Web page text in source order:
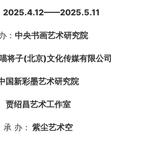
2025.4.12——2025.5.11
： 中央书画艺术研究院
将子(北京)文化传媒有限公司
国新彩墨艺术研究院
贾绍昌艺术工作室
承 办： 紫尘艺术空